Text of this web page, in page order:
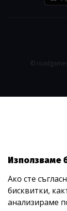
©
Използваме
Ако сте
бисквитки,
анализираме